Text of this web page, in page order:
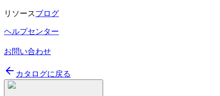
リソースブログ
ヘルプセンター
お問い合わせ
カタログに戻る